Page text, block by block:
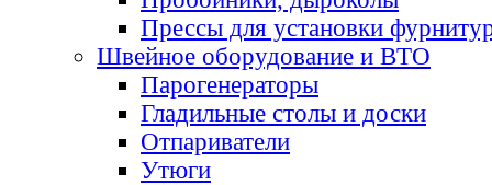
Прессы для установки
Швейное оборудование и ВТО
Парогенераторы
Гладильные столы и доски
Отпариватели
Утюги